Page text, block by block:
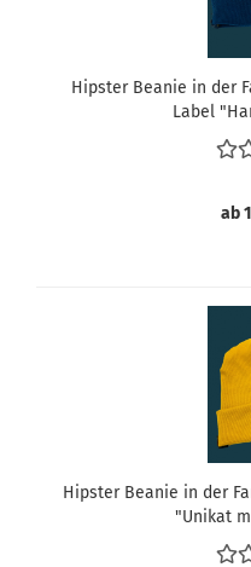
Hipster Beanie in der
Label
ab
Hipster Beanie in der
"Unikat